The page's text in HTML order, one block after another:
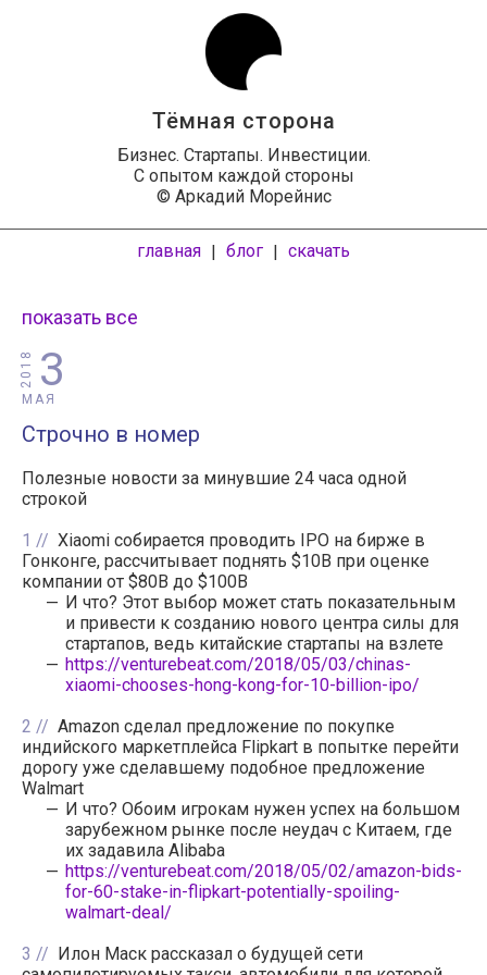
Тёмная сторона
Бизнес. Стартапы. Инвестиции.
С опытом каждой стороны
© Аркадий Морейнис
главная | блог | скачать
показать все
3
МАЯ
2018
Строчно в номер
Полезные новости за минувшие 24 часа одной
строкой
1
Xiaomi собирается проводить IPO на бирже в
Гонконге, рассчитывает поднять $10B при оценке
компании от $80B до $100B
И что? Этот выбор может стать показательным
и привести к созданию нового центра силы для
стартапов, ведь китайские стартапы на взлете
https://venturebeat.com/2018/05/03/chinas-
xiaomi-chooses-hong-kong-for-10-billion-ipo/
2
Amazon сделал предложение по покупке
индийского маркетплейса Flipkart в попытке перейти
дорогу уже сделавшему подобное предложение
Walmart
И что? Обоим игрокам нужен успех на большом
зарубежном рынке после неудач с Китаем, где
их задавила Alibaba
https://venturebeat.com/2018/05/02/amazon-bids-
for-60-stake-in-flipkart-potentially-spoiling-
walmart-deal/
3
Илон Маск рассказал о будущей сети